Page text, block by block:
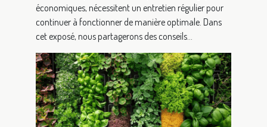
économiques, nécessitent un entretien régulier pour
continuer à fonctionner de manière optimale. Dans
cet exposé, nous partagerons des conseils...